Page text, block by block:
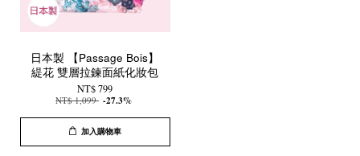
日本製 【Passage Bois】
緹花 雙層拉鍊面紙化妝包
NT$ 799
NT$ 1,099 -27.3%
加入購物車